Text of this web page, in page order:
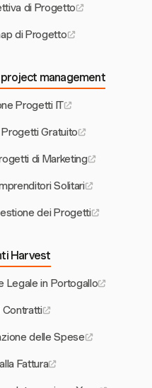
di Progetto
di Progetto
management
Progetti IT
Gratuito
di Marketing
Solitari
dei Progetti
Harvest
Legale in Portogallo
Contratti
delle Spese
Fattura